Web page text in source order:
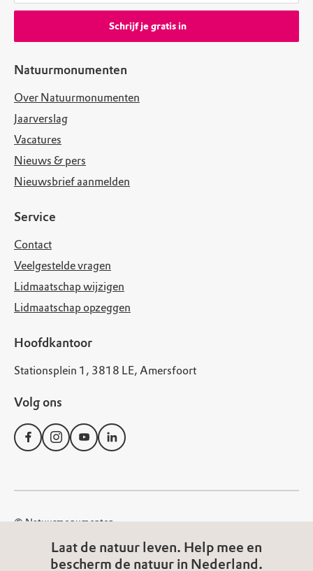
Laat de natuur leven. Help mee en
bescherm de natuur in Nederland.
Natuurmonumenten
Over Natuurmonumenten
Jaarverslag
Vacatures
Nieuws & pers
Nieuwsbrief aanmelden
Service
Contact
Veelgestelde vragen
Lidmaatschap wijzigen
Lidmaatschap opzeggen
Hoofdkantoor
Stationsplein 1, 3818 LE, Amersfoort
Volg ons
Schrijf je gratis in
© Natuurmonumenten
Disclaimer
Privacy Statement
Cookies
Algemene voorwaarden
Toegankelijkheid